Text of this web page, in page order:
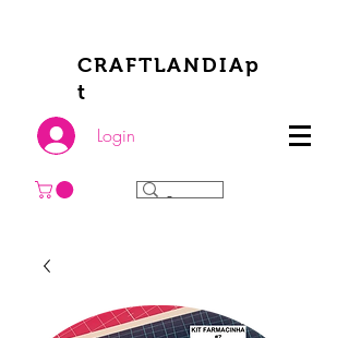
CRAFTLANDIAp
t
Login